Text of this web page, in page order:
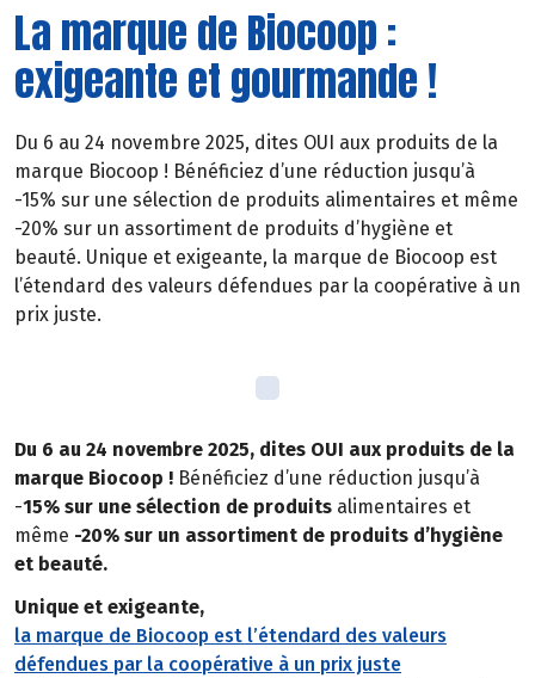
La marque de Biocoop :
exigeante et gourmande !
Du 6 au 24 novembre 2025, dites OUI aux produits de la
marque Biocoop ! Bénéficiez d’une réduction jusqu’à
-15% sur une sélection de produits alimentaires et même
-20% sur un assortiment de produits d’hygiène et
beauté. Unique et exigeante, la marque de Biocoop est
l’étendard des valeurs défendues par la coopérative à un
prix juste.
Du 6 au 24 novembre 2025, dites OUI aux produits de la
marque Biocoop ! Bénéficiez d’une réduction jusqu’à
-15% sur une sélection de produits alimentaires et
même -20% sur un assortiment de produits d’hygiène
et beauté.
Unique et exigeante,
la marque de Biocoop est l’étendard des valeurs
défendues par la coopérative à un prix juste